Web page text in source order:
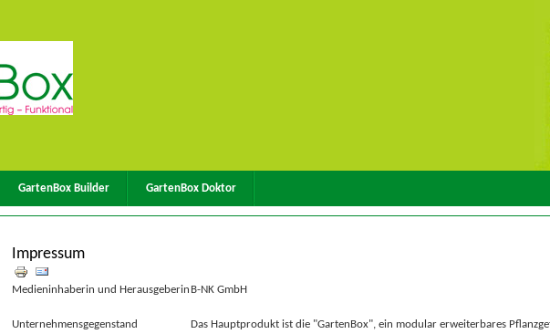
GartenBox Builder GartenBox Doktor
Impressum
Medieninhaberin und Herausgeberin B-NK GmbH
Unternehmensgegenstand
Das Hauptprodukt ist die "GartenBox", ein modular erweiterbares